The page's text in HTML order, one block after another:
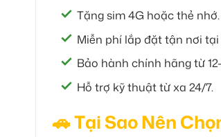
Tặng sim 4G hoặc thẻ nhớ.
Miễn phí lắp đặt tận nơi
Bảo hành chính hãng từ
Hỗ trợ kỹ thuật từ xa 24/7.
🚗 Tại Sao Nên